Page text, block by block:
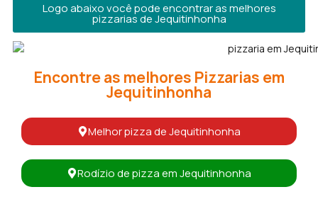
Logo abaixo você pode encontrar as melhores
pizzarias de Jequitinhonha
Encontre as melhores Pizzarias em
Jequitinhonha
Melhor pizza de Jequitinhonha
Rodízio de pizza em Jequitinhonha